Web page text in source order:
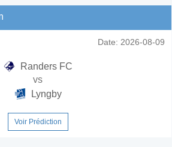
Date: 2026-08-09
Randers FC
vs
Lyngby
Voir Prédiction